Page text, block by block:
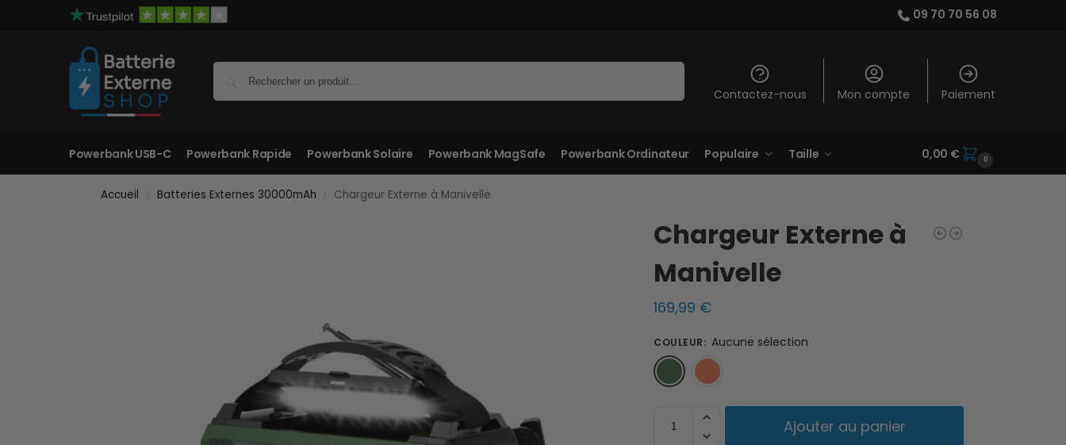
09 70 70 56 08
Contactez-nous Mon compte Paiement
Powerbank USB-C Powerbank Rapide Powerbank Solaire Powerbank MagSafe Powerbank Ordinateur Populaire Taille 0,00 € 0
Accueil Batteries Externes 30000mAh Chargeur Externe à Manivelle
Chargeur Externe à
Manivelle
169,99 €
COULEUR: Aucune sélection
Ajouter au panier